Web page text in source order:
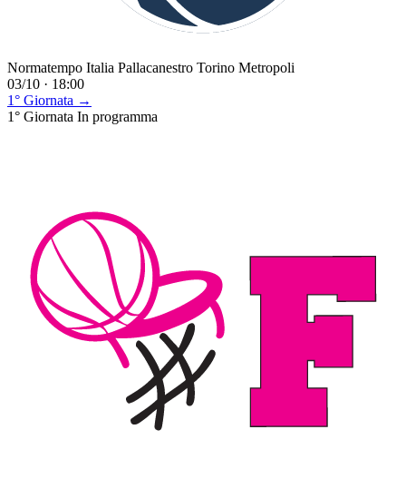
Normatempo Italia Pallacanestro Torino Metropoli
03/10 · 18:00
1° Giornata →
1° Giornata In programma